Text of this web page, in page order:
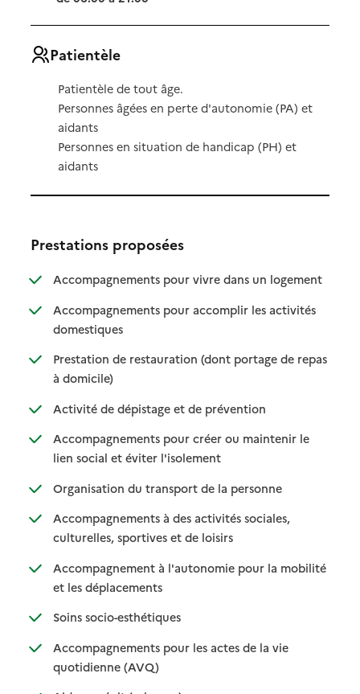
Patientèle
Patientèle de tout âge.
Personnes âgées en perte d'autonomie (PA) et
aidants
Personnes en situation de handicap (PH) et
aidants
Prestations proposées
Accompagnements pour vivre dans un logement
:
: non
Accompagnements pour accomplir les activités
domestiques: disponible
: non disponible
Prestation de restauration (dont portage de repas
à domicile): disponible
: non disponible
Activité de dépistage et de prévention: disponible
: non disponible
Accompagnements pour créer ou maintenir le
lien social et éviter l'isolement: disponible
: non disponible
Organisation du transport de la personne: disponible
: non disponible
Accompagnements à des activités sociales,
culturelles, sportives et de loisirs: disponible
: non disponible
Accompagnement à l'autonomie pour la mobilité
et les déplacements: disponible
: non disponible
Soins socio-esthétiques: disponible
: non disponible
Accompagnements pour les actes de la vie
quotidienne (AVQ): disponible
: non disponible